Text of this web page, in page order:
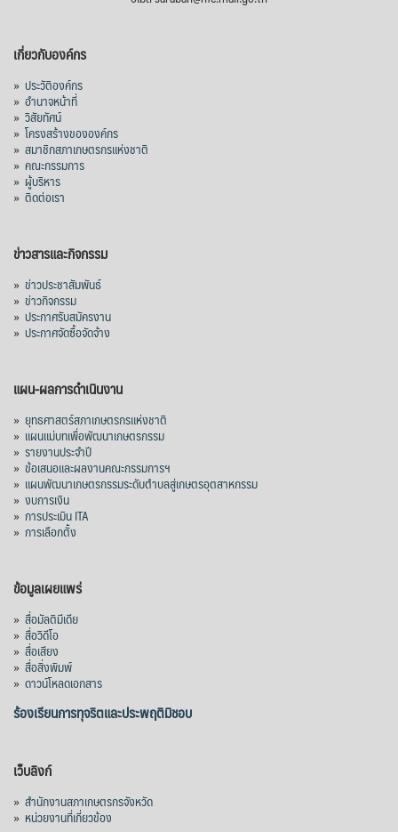
เกี่ยวกับองค์กร
» ประวัติองค์กร
» อำนาจหน้าที่
» วิสัยทัศน์
» โครงสร้างขององค์กร
» สมาชิกสภาเกษตรกรแห่งชาติ
» คณะกรรมการ
» ผู้บริหาร
» ติดต่อเรา
ข่าวสารและกิจกรรม
» ข่าวประชาสัมพันธ์
» ข่าวกิจกรรม
» ประกาศรับสมัครงาน
» ประกาศจัดซื้อจัดจ้าง
แผน-ผลการดำเนินงาน
» ยุทธศาสตร์สภาเกษตรกรแห่งชาติ
» แผนแม่บทเพื่อพัฒนาเกษตรกรรม
» รายงานประจำปี
» ข้อเสนอและผลงานคณะกรรมการฯ
» แผนพัฒนาเกษตรกรรมระดับตำบลสู่เกษตรอุตสาหกรรม
» งบการเงิน
» การประเมิน ITA
» การเลือกตั้ง
ข้อมูลเผยแพร่
» สื่อมัลติมีเดีย
» สื่อวิดีโอ
» สื่อเสียง
» สื่อสิ่งพิมพ์
» ดาวน์โหลดเอกสาร
ร้องเรียนการทุจริตและประพฤติมิชอบ
เว็บลิงก์
» สำนักงานสภาเกษตรกรจังหวัด
» หน่วยงานที่เกี่ยวข้อง